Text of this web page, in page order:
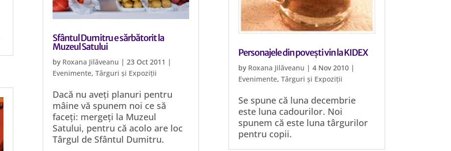
Sfântul Dumitru e sărbătorit la
Muzeul Satului
by Roxana Jilăveanu | 23 Oct 2011 |
Evenimente, Târguri și Expoziții
Dacă nu aveți planuri pentru
mâine vă spunem noi ce să
faceți: mergeți la Muzeul
Satului, pentru că acolo are loc
Târgul de Sfântul Dumitru.
Personajele din povești vin la KIDEX
by Roxana Jilăveanu |4 Nov 2010 |
Evenimente,Târguri și Expoziții
Se spune că luna decembrie
este luna cadourilor. Noi
spunem că este luna târgurilor
pentru copii.